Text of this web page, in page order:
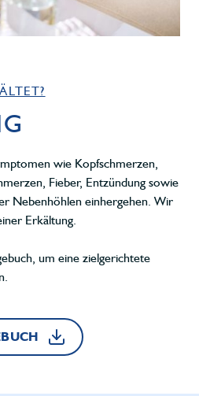
wie Kopfschmerzen,
Fieber, Entzündung sowie
Nebenhöhlen einhergehen. Wir
Erkältung.
um eine zielgerichtete